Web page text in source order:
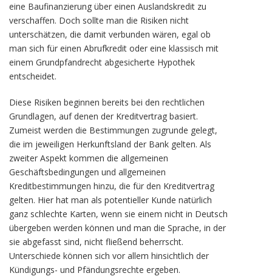
eine Baufinanzierung über einen Auslandskredit zu
verschaffen. Doch sollte man die Risiken nicht
unterschätzen, die damit verbunden wären, egal ob
man sich für einen Abrufkredit oder eine klassisch mit
einem Grundpfandrecht abgesicherte Hypothek
entscheidet.
Diese Risiken beginnen bereits bei den rechtlichen
Grundlagen, auf denen der Kreditvertrag basiert.
Zumeist werden die Bestimmungen zugrunde gelegt,
die im jeweiligen Herkunftsland der Bank gelten. Als
zweiter Aspekt kommen die allgemeinen
Geschäftsbedingungen und allgemeinen
Kreditbestimmungen hinzu, die für den Kreditvertrag
gelten. Hier hat man als potentieller Kunde natürlich
ganz schlechte Karten, wenn sie einem nicht in Deutsch
übergeben werden können und man die Sprache, in der
sie abgefasst sind, nicht fließend beherrscht.
Unterschiede können sich vor allem hinsichtlich der
Kündigungs- und Pfändungsrechte ergeben.